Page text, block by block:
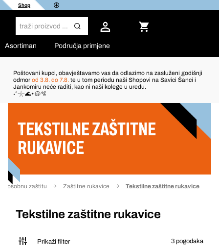
Shop
Asortiman Područja primjene
Poštovani kupci, obavještavamo vas da odlazimo na zasluženi godišnji
odmor od 3.8. do 7.8. te u tom periodu naši Shopovi na Savici Šanci i
Jankomiru neće raditi, kao ni naši kolege u uredu.
˖°𓇼🌊⋆🐚🫧
TEKSTILNE ZAŠTITNE
RUKAVICE
osobnu zaštitu Zaštitne rukavice Tekstilne zaštitne rukavice
Tekstilne zaštitne rukavice
Prikaži filter 3 pogodaka
Filter